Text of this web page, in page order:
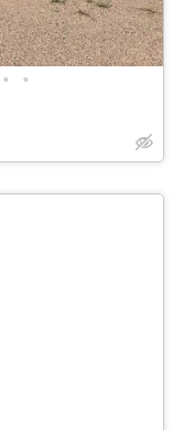
• •